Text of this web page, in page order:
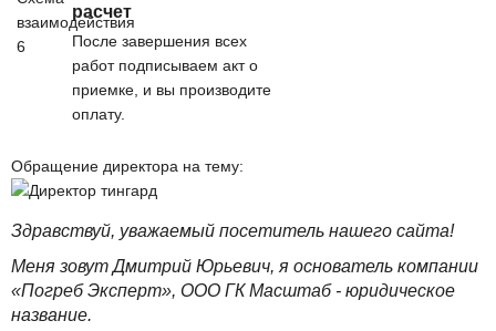
расчет
После завершения всех
работ подписываем акт о
приемке, и вы производите
оплату.
Обращение директора на тему:
Здравствуй, уважаемый посетитель нашего сайта!
Меня зовут Дмитрий Юрьевич, я основатель компании
«Погреб Эксперт», ООО ГК Масштаб - юридическое
название.